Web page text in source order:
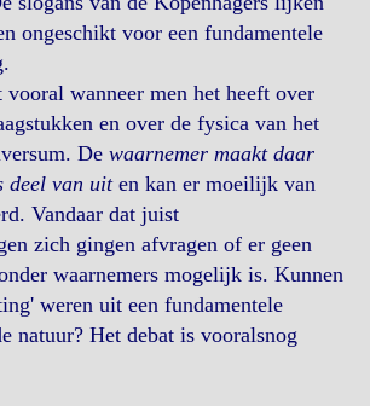
ongeschikt voor een fundamentele
wanneer men het heeft over
en over de fysica van het
De waarnemer maakt daar
deel van uiten kan er moeilijk van
Vandaar dat juist
zich gingen afvragen of er geen
waarnemers mogelijk is. Kunnen
weren uit een fundamentele
natuur? Het debat is vooralsnog